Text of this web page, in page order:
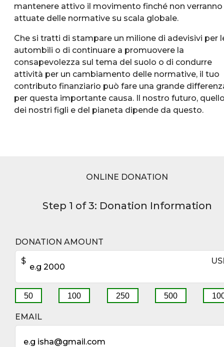
mantenere attivo il movimento finché non verranno
attuate delle normative su scala globale.
Che si tratti di stampare un milione di adevisivi per
autombili o di continuare a promuovere la
consapevolezza sul tema del suolo o di condurre
attività per un cambiamento delle normative, il tuo
contributo finanziario può fare una grande
per questa importante causa. Il nostro futuro,
dei nostri figli e del pianeta dipende da questo.
ONLINE DONATION
Step 1 of 3: Donation Information
DONATION AMOUNT
$
50 100 250 500
EMAIL